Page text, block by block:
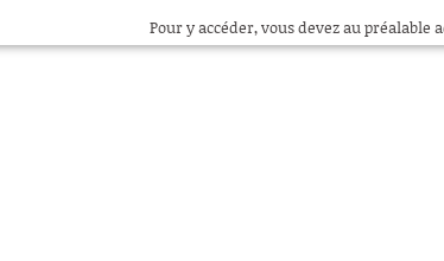
Pour y accéder, vous devez au